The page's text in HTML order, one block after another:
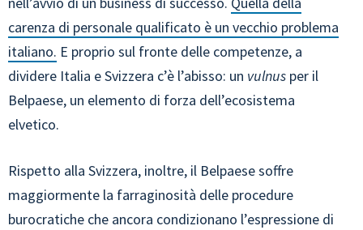
carenza di personale qualificato è un vecchio problema
italiano. E proprio sul fronte delle competenze, a
dividere Italia e Svizzera c’è l’abisso: un vulnus per il
Belpaese, un elemento di forza dell’ecosistema
elvetico.
Rispetto alla Svizzera, inoltre, il Belpaese soffre
maggiormente la farraginosità delle procedure
burocratiche che ancora condizionano l’espressione di